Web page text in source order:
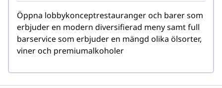
Öppna lobbykonceptrestauranger och barer som
erbjuder en modern diversifierad meny samt full
barservice som erbjuder en mängd olika ölsorter,
viner och premiumalkoholer